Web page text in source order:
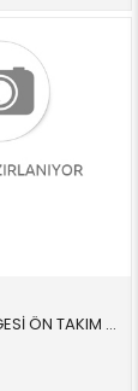
SİLECEK SÜPÜRGESİ ÖN TAKIM 500C 3397005161 61619061907 61619061907 E30,E36 1988-1998